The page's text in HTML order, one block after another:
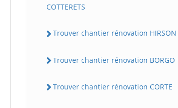
COTTERETS
Trouver chantier rénovation HIRSON
Trouver chantier rénovation BORGO
Trouver chantier rénovation CORTE